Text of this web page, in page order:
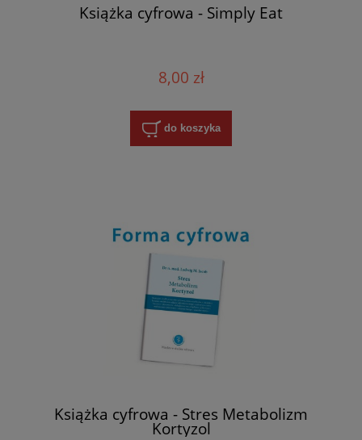
Książka cyfrowa - Simply Eat
8,00 zł
do koszyka
Książka cyfrowa - Stres Metabolizm
Kortyzol